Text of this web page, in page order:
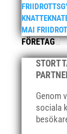
MAI
FÖRETAG
STORT
Genom
sociala
september
juni 2021
maj 2021
april 2021
mars 2021
december
november